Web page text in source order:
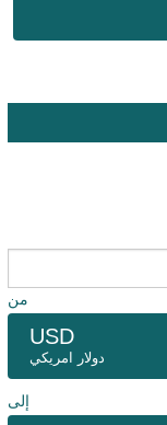
من
USD
دولار امريكي
إلى